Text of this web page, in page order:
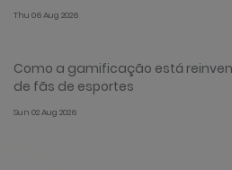
Thu 06 Aug 2026
Como a gamificação está
de fãs de esportes
Sun 02 Aug 2026